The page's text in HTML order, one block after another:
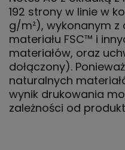
192 strony w linie w
g/m²), wykonanym
materiału FSC™ i
materiałów, oraz
dołączony).
naturalnych
wynik drukowania
zależności od